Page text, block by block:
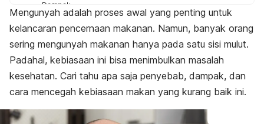
Dampak
Cara mencegah
Mengunyah adalah proses awal yang penting untuk
kelancaran pencernaan makanan. Namun, banyak orang
sering mengunyah makanan hanya pada satu sisi mulut.
Padahal, kebiasaan ini bisa menimbulkan masalah
kesehatan. Cari tahu apa saja penyebab, dampak, dan
cara mencegah kebiasaan makan yang kurang baik ini.